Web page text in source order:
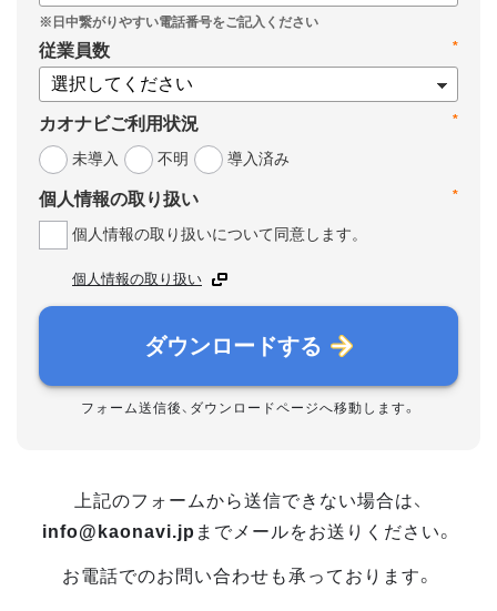
*
従業員数
*
カオナビご利用状況
未導入
不明 導入済み
*
個人情報の取り扱い
個人情報の取り扱いについて同意します。
個人情報の取り扱い
ダウンロードする
フォーム送信後、ダウンロードページへ移動します。
上記のフォームから送信できない場合は、
info@kaonavi.jp までメールをお送りください。
お電話でのお問い合わせも承っております。